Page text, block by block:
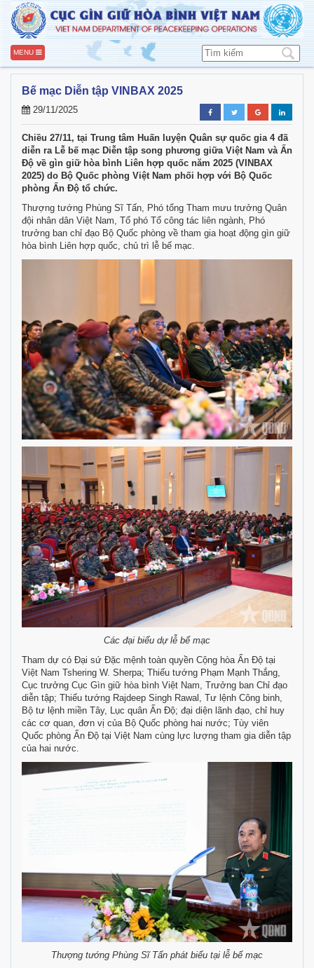
MENU
Bế mạc Diễn tập VINBAX 2025
29/11/2025
Chiều 27/11, tại Trung tâm Huấn luyện Quân sự quốc gia 4 đã
diễn ra Lễ bế mạc Diễn tập song phương giữa Việt Nam và Ấn
Độ về gìn giữ hòa bình Liên hợp quốc năm 2025 (VINBAX
2025) do Bộ Quốc phòng Việt Nam phối hợp với Bộ Quốc
phòng Ấn Độ tổ chức.
Thượng tướng Phùng Sĩ Tấn, Phó tổng Tham mưu trưởng Quân
đội nhân dân Việt Nam, Tổ phó Tổ công tác liên ngành, Phó
trưởng ban chỉ đạo Bộ Quốc phòng về tham gia hoạt động gìn giữ
hòa bình Liên hợp quốc, chủ trì lễ bế mạc.
Các đại biểu dự lễ bế mạc
Tham dự có Đại sứ Đặc mệnh toàn quyền Cộng hòa Ấn Độ tại
Việt Nam Tshering W. Sherpa; Thiếu tướng Phạm Mạnh Thắng,
Cục trưởng Cục Gìn giữ hòa bình Việt Nam, Trưởng ban Chỉ đạo
diễn tập; Thiếu tướng Rajdeep Singh Rawal, Tư lệnh Công binh,
Bộ tư lệnh miền Tây, Lục quân Ấn Độ; đại diện lãnh đạo, chỉ huy
các cơ quan, đơn vị của Bộ Quốc phòng hai nước; Tùy viên
Quốc phòng Ấn Độ tại Việt Nam cùng lực lượng tham gia diễn tập
của hai nước.
Thượng tướng Phùng Sĩ Tấn phát biểu tại lễ bế mạc